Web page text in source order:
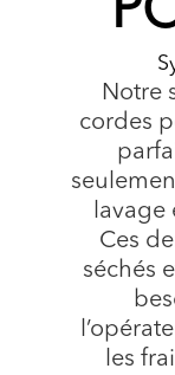
Notre
cordes
Ces
séchés
les